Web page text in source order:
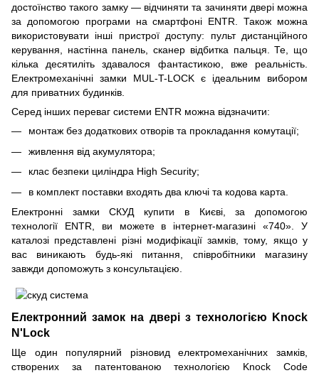
достоїнство такого замку — відчиняти та зачиняти двері можна
за допомогою програми на смартфоні ENTR. Також можна
використовувати інші пристрої доступу: пульт дистанційного
керування, настінна панель, сканер відбитка пальця. Те, що
кілька десятиліть здавалося фантастикою, вже реальність.
Електромеханічні замки MUL-T-LOCK є ідеальним вибором
для приватних будинків.
Серед інших переваг системи ENTR можна відзначити:
монтаж без додаткових отворів та прокладання комутації;
живлення від акумулятора;
клас безпеки циліндра High Security;
в комплект поставки входять два ключі та кодова карта.
Електронні замки СКУД купити в Києві, за допомогою
технології ENTR, ви можете в інтернет-магазині «740». У
каталозі представлені різні модифікації замків, тому, якщо у
вас виникають будь-які питання, співробітники магазину
завжди допоможуть з консультацією.
Електронний замок на двері з технологією Knock
N'Lock
Ще один популярний різновид електромеханічних замків,
створених за патентованою технологією Knock Code